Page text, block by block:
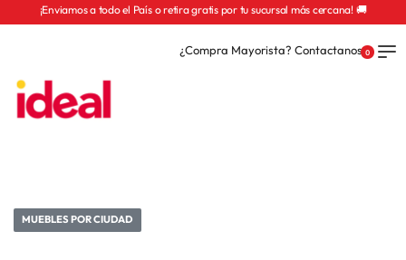
¡Enviamos a todo el País o retira gratis por tu sucursal más cercana! 🚚
¿Compra Mayorista? Contactanos 0
MUEBLES POR CIUDAD